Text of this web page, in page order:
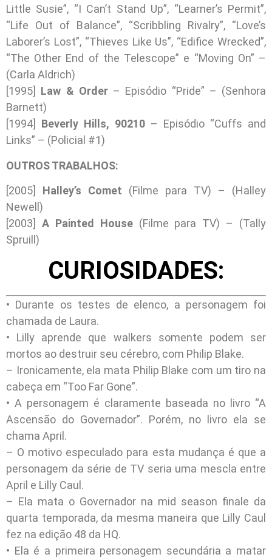
Little Susie”, “I Can’t Stand Up”, “Learner’s Permit”,
“Life Out of Balance”, “Scribbling Rivalry”, “Love’s
Laborer’s Lost”, “Thieves Like Us”, “Edifice Wrecked”,
“The Other End of the Telescope” e “Moving On” –
(Carla Aldrich)
[1995] Law & Order– Episódio “Pride” – (Senhora
Barnett)
[1994] Beverly Hills, 90210 – Episódio “Cuffs and
Links” – (Policial #1)
OUTROS TRABALHOS:
[2005] Halley’s Comet (Filme para TV) – (Halley
Newell)
[2003] A Painted House(Filme para TV) – (Tally
Spruill)
CURIOSIDADES:
• Durante os testes de elenco, a personagem foi
chamada de Laura.
• Lilly aprende que walkers somente podem ser
mortos ao destruir seu cérebro, com Philip Blake.
– Ironicamente, ela mata Philip Blake com um tiro na
cabeça em “Too Far Gone”.
• A personagem é claramente baseada no livro “A
Ascensão do Governador”. Porém, no livro ela se
chama April.
– O motivo especulado para esta mudança é que a
personagem da série de TV seria uma mescla entre
April e Lilly Caul.
– Ela mata o Governador na mid season finale da
quarta temporada, da mesma maneira que Lilly Caul
fez na edição 48 da HQ.
• Ela é a primeira personagem secundária a matar